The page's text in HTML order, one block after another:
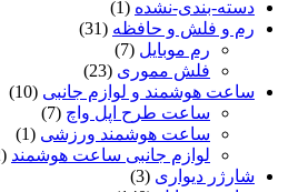
دسته-بندی-نشده (1)
رم و فلش و حافظه (31)
رم موبایل (7)
فلش مموری (23)
ساعت هوشمند و لوازم جانبی (10)
ساعت طرح اپل واچ (7)
ساعت هوشمند ورزشی (1)
لوازم جانبی ساعت هوشمند (2)
شارژر دیواری (3)